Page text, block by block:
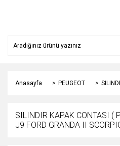
Anasayfa PEUGEOT
SILINDIR KAPAK CONTASI (
J9 FORD GRANDA II